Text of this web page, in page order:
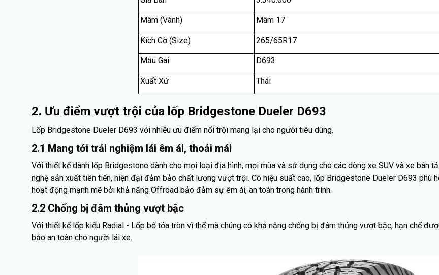
Mâm (Vành) Mâm 17
Kích Cỡ (Size) 265/65R17
Mẫu Gai D693
Xuất Xứ Thái
2. Ưu điểm vượt trội của lốp Bridgestone Dueler D693
Lốp Bridgestone Dueler D693 với nhiều ưu điểm nổi trội mang lại cho người tiêu dùng.
2.1 Mang tới trải nghiệm lái êm ái, thoải mái
Với thiết kế dành lốp Bridgestone dành cho mọi loại địa hình, mọi mùa và sử dụng cho các dòng xe SUV và xe bán
nghệ sản xuất tiên tiến, hiện đại đảm bảo chất lượng vượt trội. Có hiệu suất cao, lốp Bridgestone Dueler D693 phù
hoạt động mạnh mẽ bởi khả năng Offroad bảo đảm sự êm ái, an toàn trong hành trình.
2.2 Chống bị đâm thủng vượt bậc
Với thiết kế lốp kiểu Radial - Lốp bố tỏa tròn vì thế mà chúng có khả năng chống bị đâm thủng vượt bậc, hạn chế
bảo an toàn cho người lái xe.